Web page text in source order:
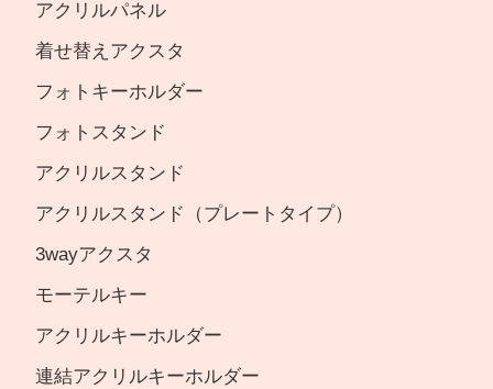
アクリルパネル
着せ替えアクスタ
フォトキーホルダー
フォトスタンド
アクリルスタンド
アクリルスタンド（プレートタイプ）
3wayアクスタ
モーテルキー
アクリルキーホルダー
連結アクリルキーホルダー